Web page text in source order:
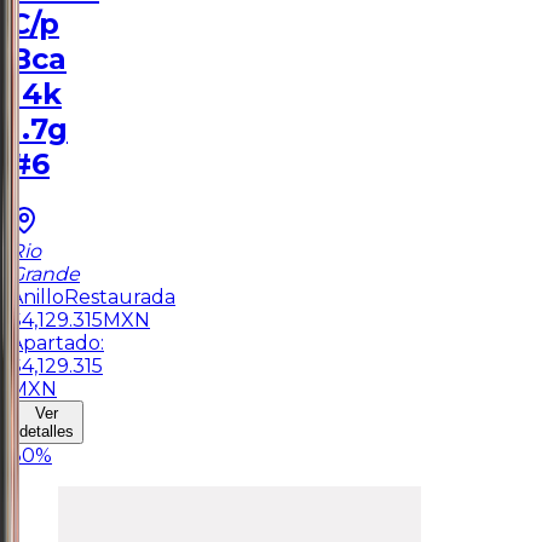
C/p
Bca
14k
1.7g
#6
Rio
Grande
Anillo Restaurada
$4,129.315 MXN
Apartado:
$4,129.315
MXN
Ver
detalles
30%